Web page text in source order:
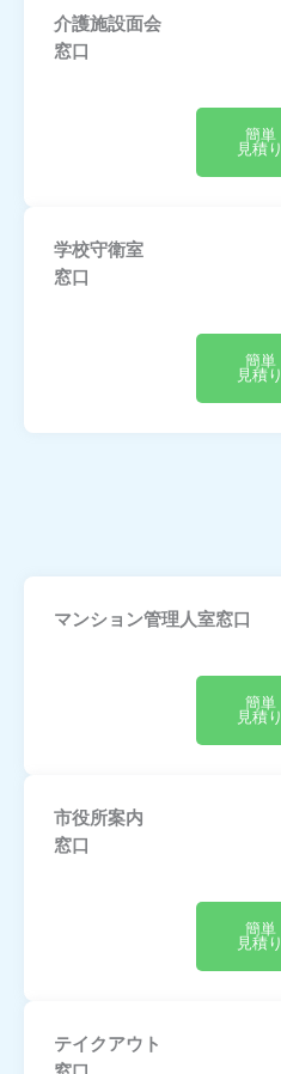
介護施設面会
窓口
簡単
見積り
学校守衛室
窓口
簡単
見積り
マンション管理人室窓口
簡単
見積り
市役所案内
窓口
簡単
見積り
テイクアウト